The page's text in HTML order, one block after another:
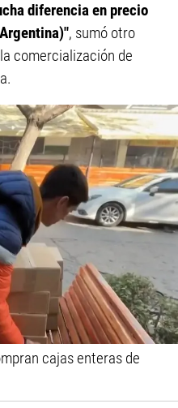
diferencia en precio
, sumó otro
comercialización de
cajas enteras de